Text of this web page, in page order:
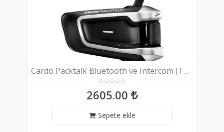
Cardo Packtalk Bluetooth ve Intercom (Tekli Paket)
2605.00
Sepete ekle